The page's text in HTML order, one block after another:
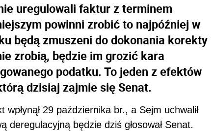
uregulowali faktur z terminem
powinni zrobić to najpóźniej w
będą zmuszeni do dokonania korekty
zrobią, będzie im grozić kara
podatku. To jeden z efektów
dzisiaj zajmie się Senat.
29 października br., a Sejm uchwalił
będzie dziś głosował Senat.